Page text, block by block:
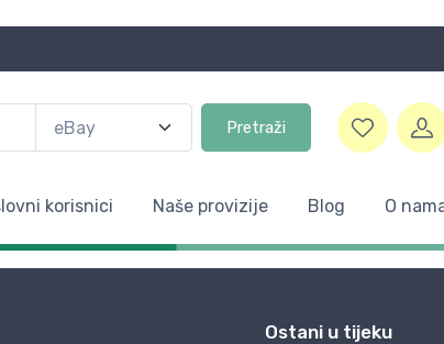
Pretraži
korisnici Naše provizije Blog O
Ostani u tijeku